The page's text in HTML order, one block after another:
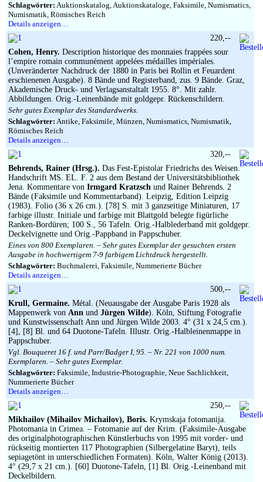
Schlagwörter: Auktionskatalog, Auktionskataloge, Faksimile, Numismatics,
Numismatik, Römisches Reich
Details anzeigen…
Cohen, Henry. Description historique des monnaies frappées sour
l’empire romain communément appelées médailles impériales.
(Unveränderter Nachdruck der 1880 in Paris bei Rollin et Feuardent
erschienenen Ausgabe). 8 Bände und Registerband, zus. 9 Bände. Graz,
Akademische Druck- und Verlagsanstaltalt 1955. 8°. Mit zahlr.
Abbildungen. Orig.-Leinenbände mit goldgepr. Rückenschildern.
Sehr gutes Exemplar des Standardwerks.
Schlagwörter: Antike, Faksimile, Münzen, Numismatics, Numismatik,
Römisches Reich
Details anzeigen…
220,--
Behrends, Rainer (Hrsg.). Das Fest-Epistolar Friedrichs des Weisen.
Handschrift MS. EL. F. 2 aus dem Bestand der Universitätsbibliothek
Jena. Kommentare von Irmgard Kratzsch und Rainer Behrends. 2
Bände (Faksimile und Kommentarband). Leipzig, Edition Leipzig
(1983). Folio (36 x 26 cm.). [78] S. mit 3 ganzseitige Miniaturen, 17
farbige illustr. Initiale und farbige mit Blattgold belegte figürliche
Ranken-Bordüren; 100 S., 56 Tafeln. Orig.-Halblederband mit goldgepr.
Deckelvignette und Orig.-Pappband in Pappschuber.
Eines von 800 Exemplaren. – Sehr gutes Exemplar der gesuchten ersten
Ausgabe in hochwertigem 7-9 farbigem Lichtdruck hergestellt.
Schlagwörter: Buchmalerei, Faksimile, Nummerierte Bücher
Details anzeigen…
320,--
Krull, Germaine. Métal. (Neuausgabe der Ausgabe Paris 1928 als
Mappenwerk von Ann und Jürgen Wilde). Köln, Stiftung Fotografie
und Kunstwissenschaft Ann und Jürgen Wilde 2003. 4° (31 x 24,5 cm.).
[4], [8] Bl. und 64 Duotone-Tafeln. Illustr. Orig.-Halbleinenmappe in
Pappschuber.
Vgl. Bouqueret 16 f. und Parr/Badger I, 95. – Nr. 221 von 1000 num.
Exemplaren. – Sehr gutes Exemplar.
Schlagwörter: Faksimile, Industrie-Photographie, Neue Sachlichkeit,
Nummerierte Bücher
Details anzeigen…
500,--
Mikhailov (Mihailov Michailov), Boris. Krymskaja fotomanija.
Photomania in Crimea. – Fotomanie auf der Krim. (Faksimile-Ausgabe
des originalphotographischen Künstlerbuchs von 1995 mit vorder- und
rückseitig montierten 117 Photographien (Silbergelatine Baryt), teils
sepiagetönt in unterschiedlichen Formaten). Köln, Walter König (2013).
4° (29,7 x 21 cm.). [60] Duotone-Tafeln, [1] Bl. Orig.-Leinenband mit
Deckelbildern.
250,--